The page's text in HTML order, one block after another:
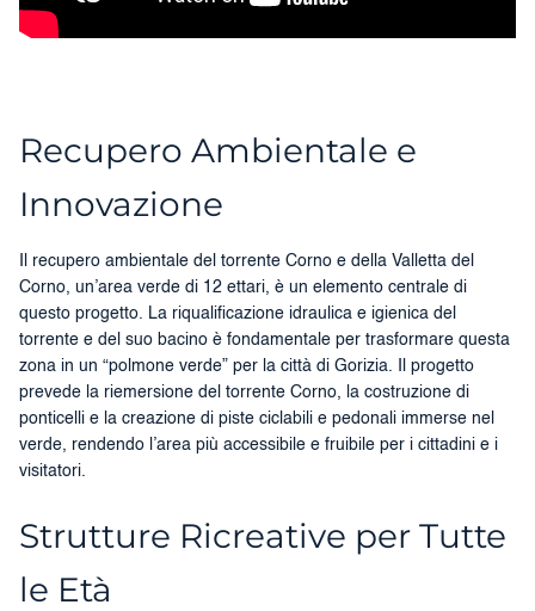
Recupero Ambientale e
Innovazione
Il recupero ambientale del torrente Corno e della Valletta del
Corno, un’area verde di 12 ettari, è un elemento centrale di
questo progetto. La riqualificazione idraulica e igienica del
torrente e del suo bacino è fondamentale per trasformare questa
zona in un “polmone verde” per la città di Gorizia. Il progetto
prevede la riemersione del torrente Corno, la costruzione di
ponticelli e la creazione di piste ciclabili e pedonali immerse nel
verde, rendendo l’area più accessibile e fruibile per i cittadini e i
visitatori.
Strutture Ricreative per Tutte
le Età